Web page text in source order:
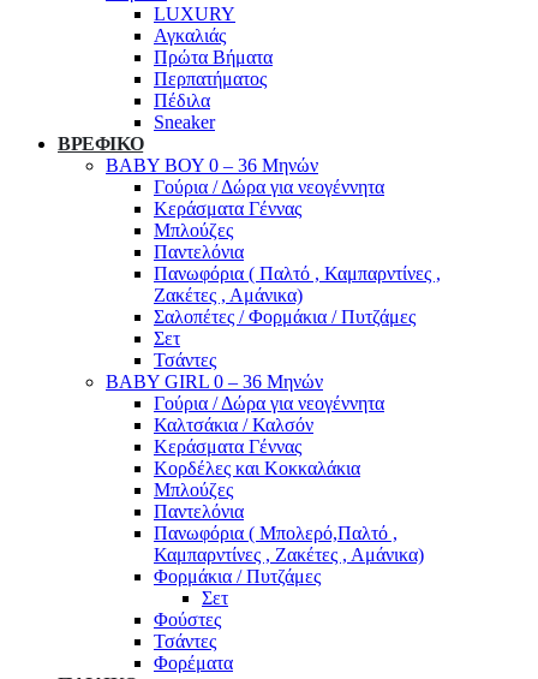
LUXURY
Αγκαλιάς
Πρώτα Βήματα
Περπατήματος
Πέδιλα
Sneaker
ΒΡΕΦΙΚΟ
ΒΑΒΥ ΒΟΥ 0 – 36 Μηνών
Γούρια / Δώρα για νεογέννητα
Κεράσματα Γέννας
Μπλούζες
Παντελόνια
Πανωφόρια ( Παλτό , Καμπαρντίνες ,
Ζακέτες , Αμάνικα)
Σαλοπέτες / Φορμάκια / Πυτζάμες
Σετ
Τσάντες
BABY GIRL 0 – 36 Μηνών
Γούρια / Δώρα για νεογέννητα
Καλτσάκια / Καλσόν
Κεράσματα Γέννας
Κορδέλες και Κοκκαλάκια
Μπλούζες
Παντελόνια
Πανωφόρια ( Μπολερό,Παλτό ,
Καμπαρντίνες , Ζακέτες , Αμάνικα)
Φορμάκια / Πυτζάμες
Σετ
Φούστες
Τσάντες
Φορέματα